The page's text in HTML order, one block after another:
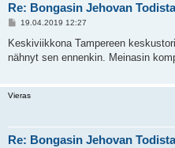
Re: Bongasin Jehovan
V
e
t
19.04.2019 12:27
Keskiviikkona Tampereen
nähnyt sen ennenkin. Meinasin
Vieras
Re: Bongasin Jehovan